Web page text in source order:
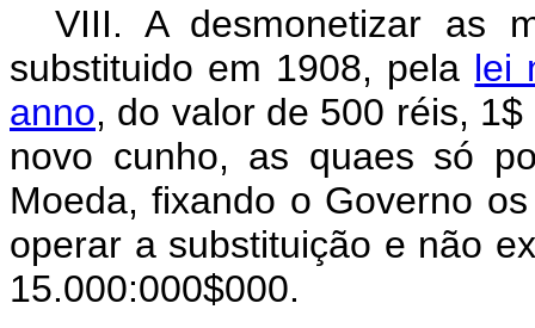
VIII. A desmonetizar as
substituido em 1908, pela lei
anno, do valor de 500 réis,
novo cunho, as quaes só
Moeda, fixando o Governo
operar a substituição e não
15.000:000$000.